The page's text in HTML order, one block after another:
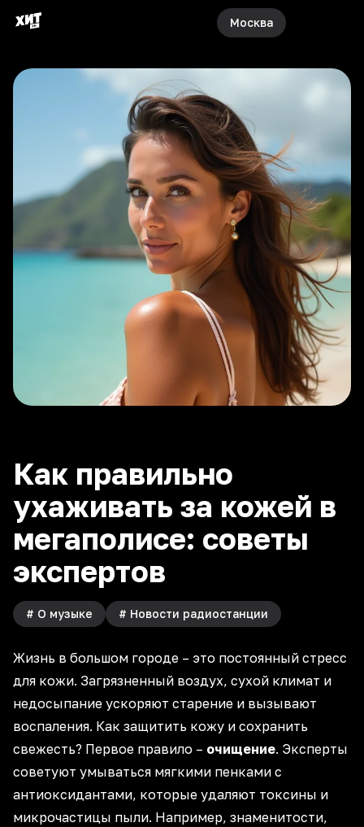
Москва
Как правильно
ухаживать за кожей в
мегаполисе: советы
экспертов
# О музыке # Новости радиостанции
Жизнь в большом городе – это постоянный стресс
для кожи. Загрязненный воздух, сухой климат и
недосыпание ускоряют старение и вызывают
воспаления. Как защитить кожу и сохранить
свежесть? Первое правило – очищение. Эксперты
советуют умываться мягкими пенками с
антиоксидантами, которые удаляют токсины и
микрочастицы пыли. Например, знаменитости,